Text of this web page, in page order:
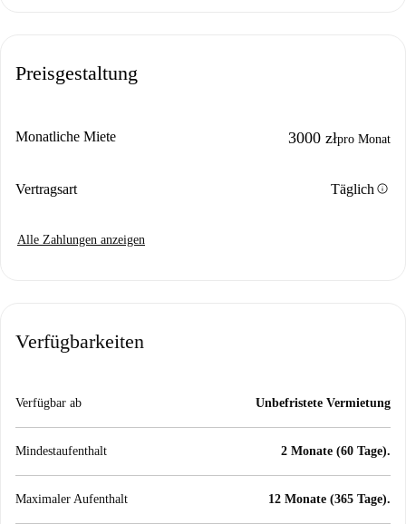
Preisgestaltung
Monatliche Miete 3000 złpro Monat
Vertragsart Täglich info
Alle Zahlungen anzeigen
Verfügbarkeiten
Verfügbar ab Unbefristete Vermietung
Mindestaufenthalt 2 Monate (60 Tage).
Maximaler Aufenthalt 12 Monate (365 Tage).